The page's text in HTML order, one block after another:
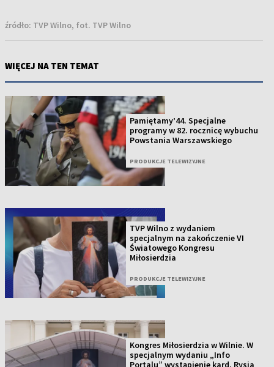
źródło: TVP Wilno, fot. TVP Wilno
WIĘCEJ NA TEN TEMAT
Pamiętamy’44. Specjalne
programy w 82. rocznicę wybuchu
Powstania Warszawskiego
PRODUKCJE TELEWIZYJNE
TVP Wilno z wydaniem
specjalnym na zakończenie VI
Światowego Kongresu
Miłosierdzia
PRODUKCJE TELEWIZYJNE
Kongres Miłosierdzia w Wilnie. W
specjalnym wydaniu „Info
Portalu” wystąpienie kard. Rysia